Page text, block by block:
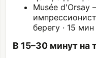
Musée d'Orsay
берегу · 15 мин
В 15–30 минут на